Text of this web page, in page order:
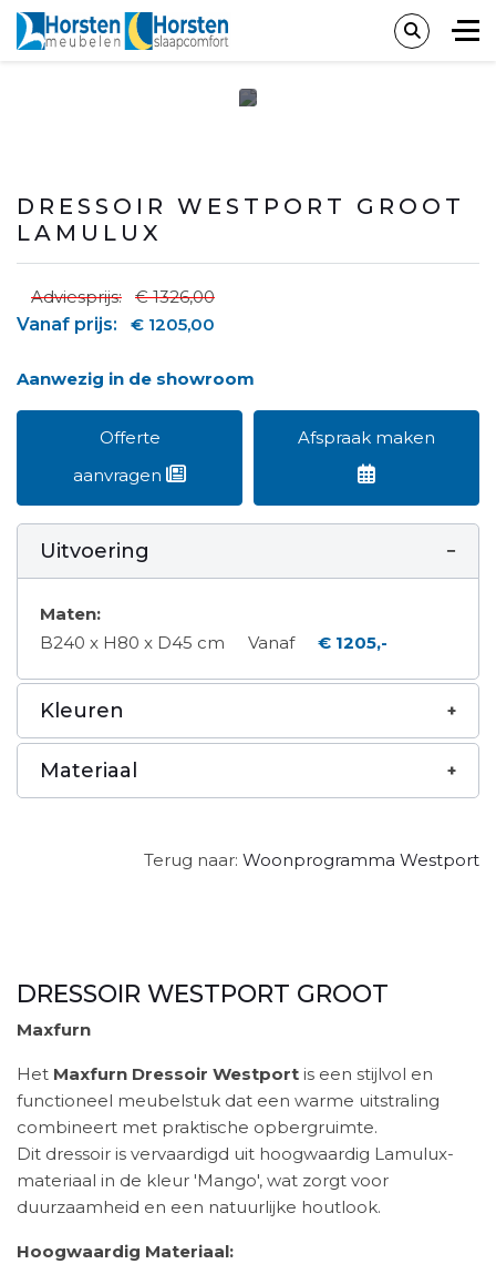
DRESSOIR WESTPORT GROOT
LAMULUX
Adviesprijs:
€ 1326,00
Vanaf prijs:
€ 1205,00
Aanwezig in de showroom
Offerte
aanvragen
Afspraak maken
Uitvoering
Maten:
B240 x H80 x D45 cm
Vanaf € 1205,-
Kleuren
Materiaal
Terug naar: Woonprogramma Westport
DRESSOIR WESTPORT GROOT
Maxfurn
Het Maxfurn Dressoir Westport is een stijlvol en
functioneel meubelstuk dat een warme uitstraling
combineert met praktische opbergruimte.
Dit dressoir is vervaardigd uit hoogwaardig Lamulux-
materiaal in de kleur 'Mango', wat zorgt voor
duurzaamheid en een natuurlijke houtlook.
Hoogwaardig Materiaal: